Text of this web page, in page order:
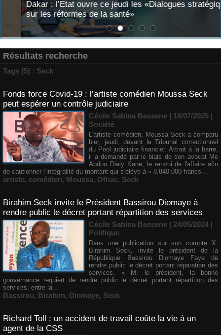
Dakar : l’Etat ouvre ce jeudi les «Dialogues stratégiques
sur les réformes de la santé»
Résultats recherche
Tags (5) : Seck
Fonds force Covid-19 : l’artiste comédien Moussa Seck
peut espérer un contrôle judiciaire
Cécile Sabina Bassene | 18/07/2025 |
Société
L’artiste comédien, Moussa Seck a comparu
hier, jeudi, devant le Tribunal correctionnel
du Pool judiciaire financier. Attrait à la barre,
il a demandé par le biais de son avocat Me
Abdou Dialy Kane, le renvoi de l'affaire afin
de cautionner l’intégralité du montant qui s’élève à « 8.840.000 francs...
artiste, comédien, Moussa, Ofnac, Seck
Birahim Seck invite le Président Bassirou Diomaye à
rendre public le décret portant répartition des services
Cécile Sabina Bassene | 24/05/2024 |
Politique
Dans une publication sur son compte X,
Birahim Seck, invite le président de la
République Bassirou Diomaye Faye de
rendre public le décret portant réparation des
services. « M. le président, la bonne
gouvernance requiert de rendre public le décret portant répartition des
services, entre la...
Bassirou, Birahim, Diomaye, Seck
Richard Toll : un accident de travail coûte la vie à un
agent de la CSS